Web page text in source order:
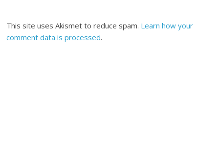
This site uses Akismet to reduce spam. Learn how your
comment data is processed.